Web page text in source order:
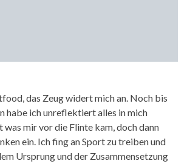
das Zeug widert mich an. Noch bis
habe ich unreflektiert alles in mich
was mir vor die Flinte kam, doch dann
ein. Ich fing an Sport zu treiben und
Ursprung und der Zusammensetzung